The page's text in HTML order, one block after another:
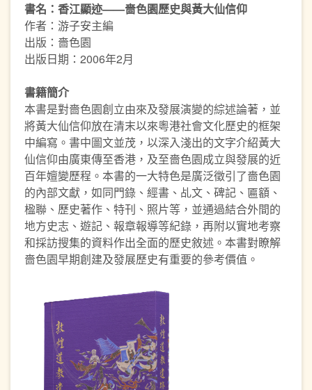
書名：香江顯迹——嗇色園歷史與黃大仙信仰
作者：游子安主編
出版：嗇色園
出版日期：2006年2月
書籍簡介
本書是對嗇色園創立由來及發展演變的綜述論著，並
將黃大仙信仰放在清末以來粵港社會文化歷史的框架
中編寫。書中圖文並茂，以深入淺出的文字介紹黃大
仙信仰由廣東傳至香港，及至嗇色園成立與發展的近
百年嬗變歷程。本書的一大特色是廣泛徵引了嗇色園
的內部文獻，如同門錄、經書、乩文、碑記、匾額、
楹聯、歷史著作、特刊、照片等，並通過結合外間的
地方史志、遊記、報章報導等紀錄，再附以實地考察
和採訪搜集的資料作出全面的歷史敘述。本書對瞭解
嗇色園早期創建及發展歷史有重要的參考價值。